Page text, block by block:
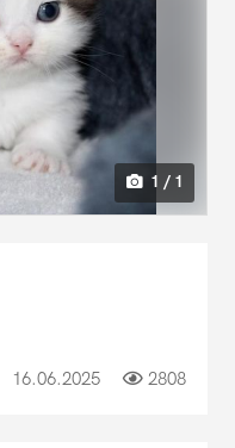
1 / 1
16.06.2025 2808